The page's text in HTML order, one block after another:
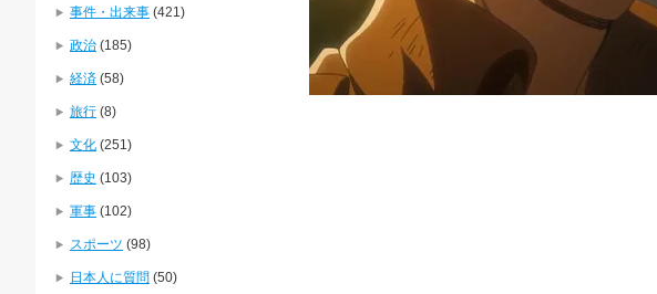
事件・出来事 (421)
政治 (185)
経済 (58)
旅行 (8)
文化 (251)
歴史 (103)
軍事 (102)
スポーツ (98)
日本人に質問 (50)